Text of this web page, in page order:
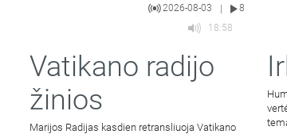
2026-08-03
8
18:58
Vatikano radijo
žinios
Marijos Radijas kasdien retransliuoja Vatikano